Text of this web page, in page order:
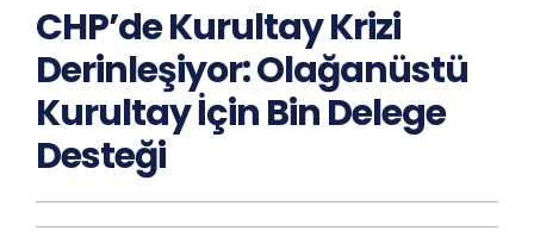
CHP’de Kurultay Krizi
Derinleşiyor: Olağanüstü
Kurultay İçin Bin Delege
Desteği